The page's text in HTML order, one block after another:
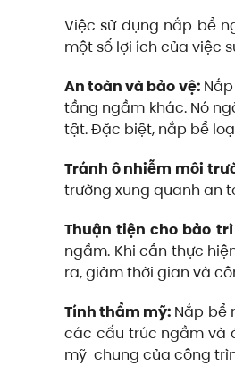
Việc sử dụng nắp bể
một số lợi ích của việc
An toàn và bảo vệ:
tầng ngầm khác. Nó
tật. Đặc biệt, nắp bể
Tránh ô nhiễm môi
trường xung quanh an
Thuận tiện cho bảo
ngầm. Khi cần thực
ra, giảm thời gian và
Tính thẩm mỹ: Nắp bể
các cấu trúc ngầm và
mỹ chung của công